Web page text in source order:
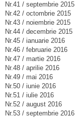
Nr.41 / septembrie 2015
Nr.42 / octombrie 2015
Nr.43 / noiembrie 2015
Nr.44 / decembrie 2015
Nr.45 / ianuarie 2016
Nr.46 / februarie 2016
Nr.47 / martie 2016
Nr.48 / aprilie 2016
Nr.49 / mai 2016
Nr.50 / iunie 2016
Nr.51 / iulie 2016
Nr.52 / august 2016
Nr.53 / septembrie 2016